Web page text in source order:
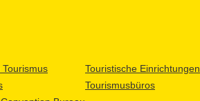
Tourismus
Touristische Einrichtungen
Tourismusbüros